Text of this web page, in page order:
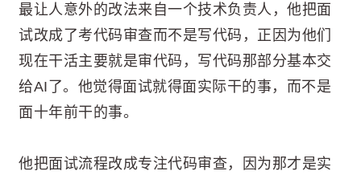
最让人意外的改法来自一个技术负责人，他把面
试改成了考代码审查而不是写代码，正因为他们
现在干活主要就是审代码，写代码那部分基本交
给AI了。他觉得面试就得面实际干的事，而不是
面十年前干的事。
他把面试流程改成专注代码审查，因为那才是实